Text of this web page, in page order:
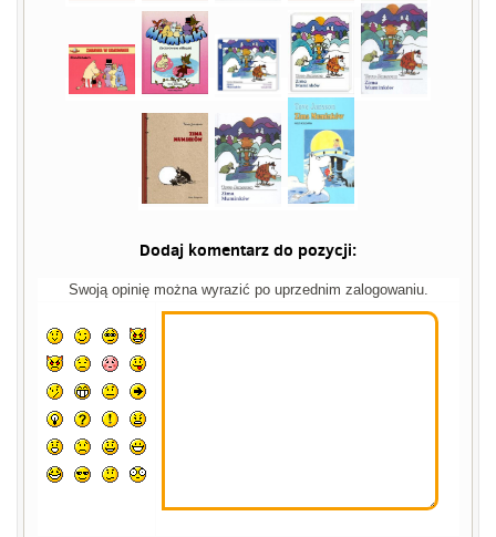
Dodaj komentarz do pozycji:
Swoją opinię można wyrazić po uprzednim zalogowaniu.